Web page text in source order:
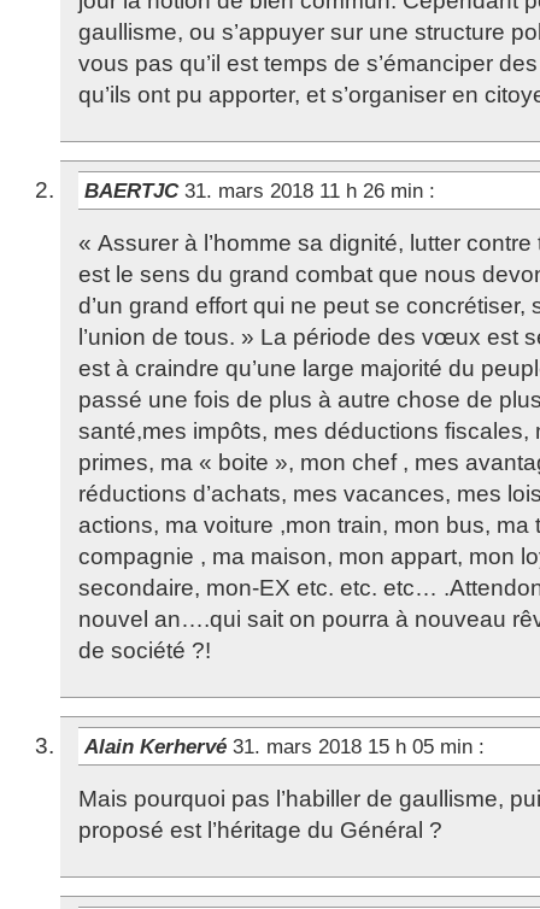
gaullisme, ou s’appuyer sur une structure
vous pas qu’il est temps de s’émanciper
qu’ils ont pu apporter, et s’organiser en
BAERTJC 31. mars 2018 11 h 26 min :
« Assurer à l’homme sa dignité, lutter
est le sens du grand combat que nous
d’un grand effort qui ne peut se concrétiser,
l’union de tous. » La période des vœux est
est à craindre qu’une large majorité du
passé une fois de plus à autre chose de
santé,mes impôts, mes déductions fiscales,
primes, ma « boite », mon chef , mes
réductions d’achats, mes vacances, mes
actions, ma voiture ,mon train, mon bus, ma
compagnie , ma maison, mon appart, mon
secondaire, mon-EX etc. etc. etc…
nouvel an….qui sait on pourra à nouveau
de société ?!
Alain Kerhervé 31. mars 2018 15 h 05 min :
Mais pourquoi pas l’habiller de gaullisme,
proposé est l’héritage du Général ?